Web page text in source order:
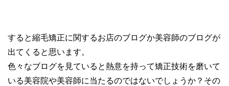
すると縮毛矯正に関するお店のブログか美容師のブログが
出てくると思います。
色々なブログを見ていると熱意を持って矯正技術を磨いて
いる美容院や美容師に当たるのではないでしょうか？その